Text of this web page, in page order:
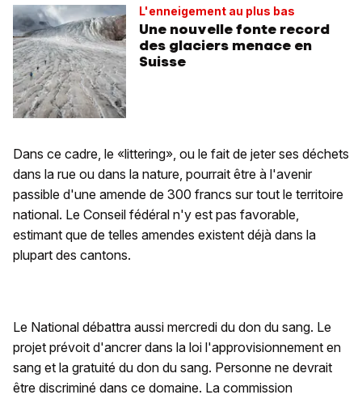
L'enneigement au plus bas
Une nouvelle fonte record
des glaciers menace en
Suisse
Dans ce cadre, le «littering», ou le fait de jeter ses déchets
dans la rue ou dans la nature, pourrait être à l'avenir
passible d'une amende de 300 francs sur tout le territoire
national. Le Conseil fédéral n'y est pas favorable,
estimant que de telles amendes existent déjà dans la
plupart des cantons.
Le National débattra aussi mercredi du don du sang. Le
projet prévoit d'ancrer dans la loi l'approvisionnement en
sang et la gratuité du don du sang. Personne ne devrait
être discriminé dans ce domaine. La commission